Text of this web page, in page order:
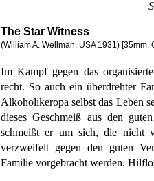
The Star Witness
(William A. Wellman, USA 1931) [35mm,
Im Kampf gegen das
recht. So auch ein überdrehter
Alkoholikeropa selbst das Leben
dieses Geschmeiß aus den
schmeißt er um sich, die nicht
verzweifelt gegen den guten
Familie vorgebracht werden.